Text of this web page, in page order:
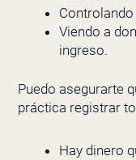
Controlando
Viendo a
ingreso.
Puedo asegurarte
práctica registrar
Hay dinero